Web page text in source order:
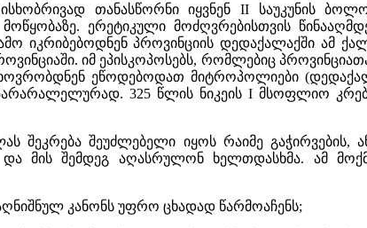
თანასწორნი იყვნენ II საუკუნის
ერეტიკული მოძღვრებისთვის
იკრიბებოდნენ პროვინციის დედაქალაქში ამ
იმ ეპისკოპოსებს, რომლებიც
ეწოდებოდათ მიტროპოლიები
325 წლის ნიკეის I მსოფლიო
შეკრება შეუძლებელი იყოს რაიმე გაჭირვების,
მის შემდეგ აღასრულონ ხელთდასხმა. ამ
კანონს უფრო ცხადად წარმოაჩენს;